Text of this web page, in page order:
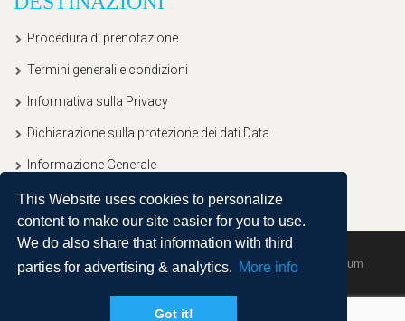
This Website uses cookies to personalize
content to make our site easier for you to use.
We do also share that information with third
parties for advertising & analytics. More info
Got it!
Procedura di prenotazione
Termini generali e condizioni
Informativa sulla Privacy
Dichiarazione sulla protezione dei dati Data
Informazione Generale
Copyright © 2020, Ullitravel |Sitemap| Powered by Agendum